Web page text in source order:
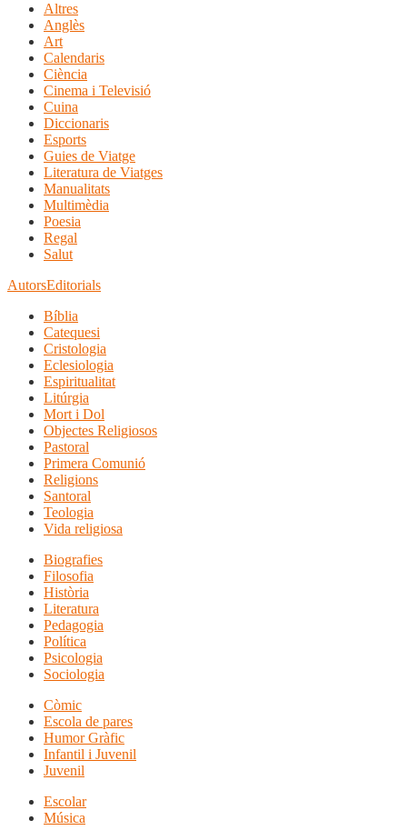
Altres
Anglès
Art
Calendaris
Ciència
Cinema i Televisió
Cuina
Diccionaris
Esports
Guies de Viatge
Literatura de Viatges
Manualitats
Multimèdia
Poesia
Regal
Salut
AutorsEditorials
Bíblia
Catequesi
Cristologia
Eclesiologia
Espiritualitat
Litúrgia
Mort i Dol
Objectes Religiosos
Pastoral
Primera Comunió
Religions
Santoral
Teologia
Vida religiosa
Biografies
Filosofia
Història
Literatura
Pedagogia
Política
Psicologia
Sociologia
Còmic
Escola de pares
Humor Gràfic
Infantil i Juvenil
Juvenil
Escolar
Música